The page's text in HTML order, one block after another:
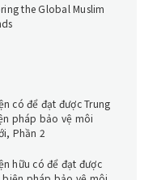
the Global Muslim
có để đạt được Trung
pháp bảo vệ môi
Phần 2
hữu có để đạt được